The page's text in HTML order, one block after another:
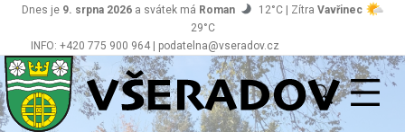
INFO: +420 775 900 964 | podatelna@vseradov.cz
Dnes je 9. srpna 2026 a svátek má Roman 12°C | Zítra Vavřinec
29°C
Všeradov